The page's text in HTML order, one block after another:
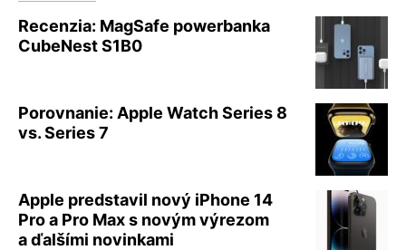
Recenzia: MagSafe powerbanka
CubeNest S1B0
Porovnanie: Apple Watch Series 8
vs. Series 7
Apple predstavil nový iPhone 14
Pro a Pro Max s novým výrezom
a ďalšími novinkami